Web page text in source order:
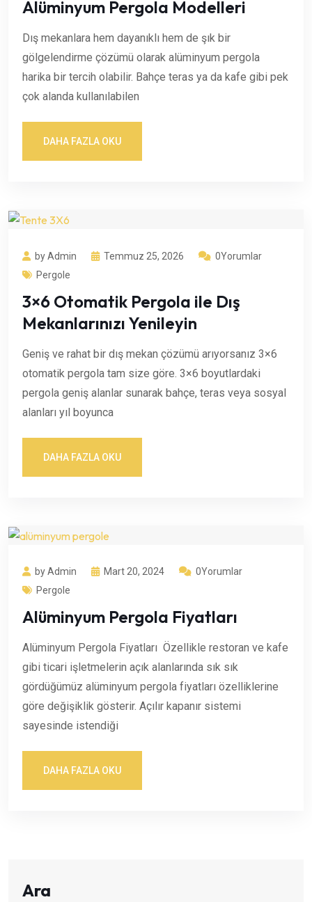
Alüminyum Pergola Modelleri
Dış mekanlara hem dayanıklı hem de şık bir
gölgelendirme çözümü olarak alüminyum pergola
harika bir tercih olabilir. Bahçe teras ya da kafe gibi pek
çok alanda kullanılabilen
DAHA FAZLA OKU
by Admin Temmuz 25, 2026
0Yorumlar
Pergole
3×6 Otomatik Pergola ile Dış
Mekanlarınızı Yenileyin
Geniş ve rahat bir dış mekan çözümü arıyorsanız 3×6
otomatik pergola tam size göre. 3×6 boyutlardaki
pergola geniş alanlar sunarak bahçe, teras veya sosyal
alanları yıl boyunca
DAHA FAZLA OKU
by Admin Mart 20, 2024
0Yorumlar
Pergole
Alüminyum Pergola Fiyatları
Alüminyum Pergola Fiyatları Özellikle restoran ve kafe
gibi ticari işletmelerin açık alanlarında sık sık
gördüğümüz alüminyum pergola fiyatları özelliklerine
göre değişiklik gösterir. Açılır kapanır sistemi
sayesinde istendiği
DAHA FAZLA OKU
Ara